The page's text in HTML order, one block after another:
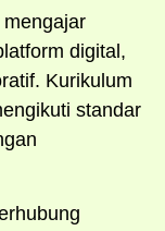
digital,
Kurikulum
standar